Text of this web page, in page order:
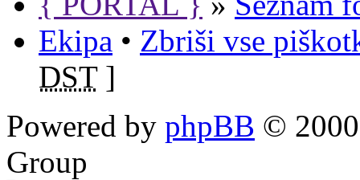
Ekipa • Zbriši vse
DST]
Powered by phpBB ©
Group